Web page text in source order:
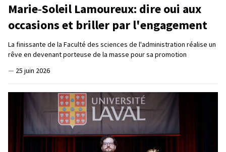
Marie‑Soleil Lamoureux: dire oui aux
occasions et briller par l'engagement
La finissante de la Faculté des sciences de l'administration réalise un
rêve en devenant porteuse de la masse pour sa promotion
— 25 juin 2026